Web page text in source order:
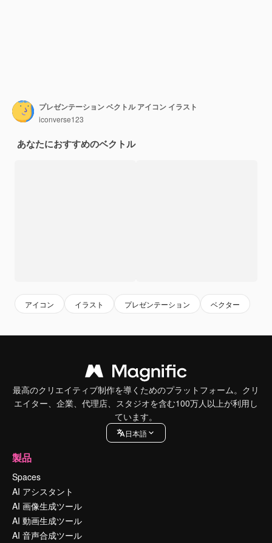
プレゼンテーション ベクトル アイコン イラスト
iconverse123
あなたにおすすめのベクトル
アイコン イラスト プレゼンテーション ベクター
最高のクリエイティブ制作を導くためのプラットフォーム。クリ
エイター、企業、代理店、スタジオを含む100万人以上が利用し
ています。
日本語
製品
Spaces
AI アシスタント
AI 画像生成ツール
AI 動画生成ツール
AI 音声合成ツール